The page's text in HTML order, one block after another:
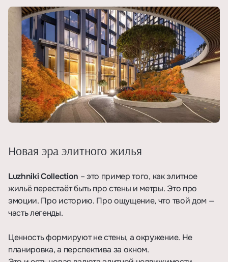
Новая эра элитного жилья
Luzhniki Collection – это пример того, как элитное
жильё перестаёт быть про стены и метры. Это про
эмоции. Про историю. Про ощущение, что твой дом —
часть легенды.
Ценность формируют не стены, а окружение. Не
планировка, а перспектива за окном.